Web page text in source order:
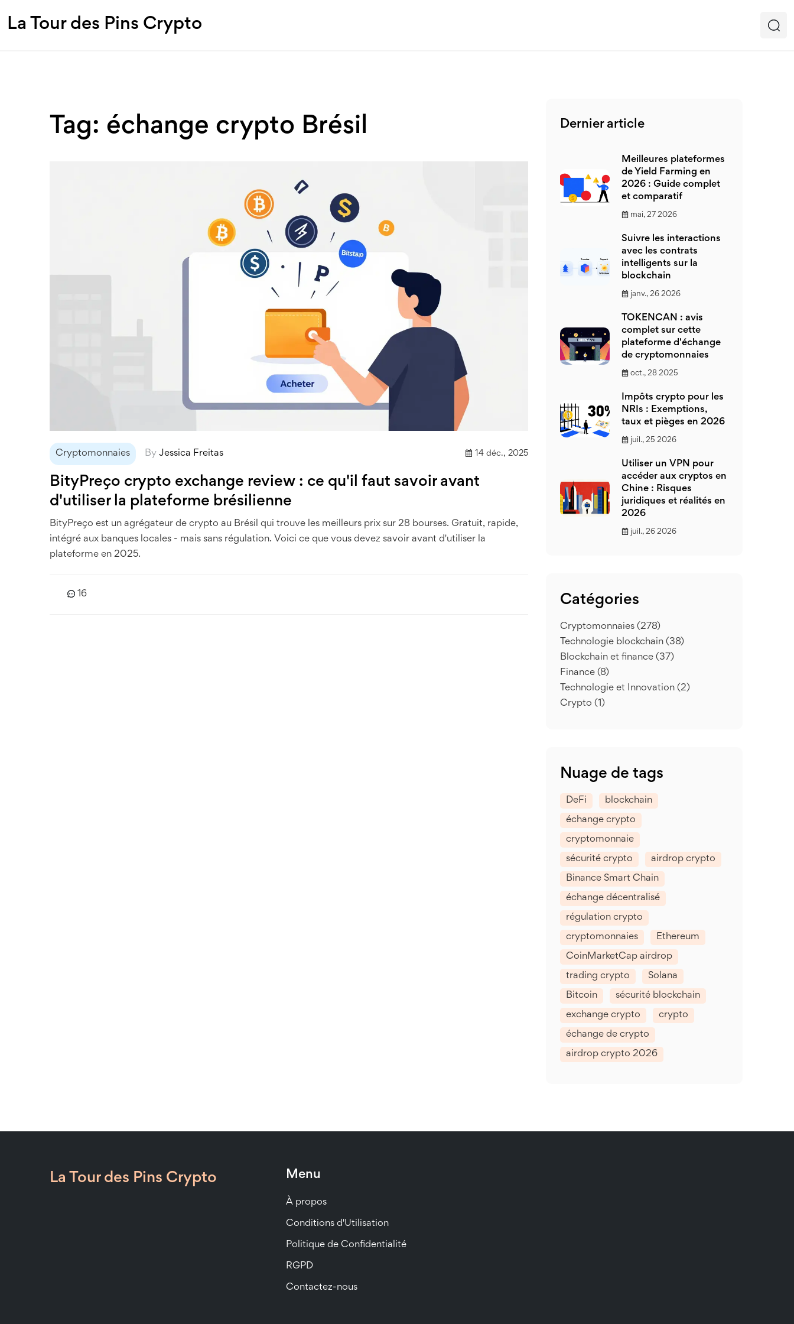
La Tour des Pins Crypto
Tag: échange crypto Brésil
Cryptomonnaies By Jessica Freitas 14 déc., 2025
BityPreço crypto exchange review : ce qu'il faut savoir avant
d'utiliser la plateforme brésilienne
BityPreço est un agrégateur de crypto au Brésil qui trouve les meilleurs prix sur 28 bourses. Gratuit, rapide,
intégré aux banques locales - mais sans régulation. Voici ce que vous devez savoir avant d'utiliser la
plateforme en 2025.
16
Dernier article
Meilleures plateformes
de Yield Farming en
2026 : Guide complet
et comparatif
mai, 27 2026
Suivre les interactions
avec les contrats
intelligents sur la
blockchain
janv., 26 2026
TOKENCAN : avis
complet sur cette
plateforme d'échange
de cryptomonnaies
oct., 28 2025
Impôts crypto pour les
NRIs : Exemptions,
taux et pièges en 2026
juil., 25 2026
Utiliser un VPN pour
accéder aux cryptos en
Chine : Risques
juridiques et réalités en
2026
juil., 26 2026
Catégories
Cryptomonnaies (278)
Technologie blockchain (38)
Blockchain et finance (37)
Finance (8)
Technologie et Innovation (2)
Crypto (1)
Nuage de tags
DeFi blockchain
échange crypto
cryptomonnaie
sécurité crypto airdrop crypto
Binance Smart Chain
échange décentralisé
régulation crypto
cryptomonnaies Ethereum
CoinMarketCap airdrop
trading crypto Solana
Bitcoin sécurité blockchain
exchange crypto crypto
échange de crypto
airdrop crypto 2026
La Tour des Pins Crypto Menu
À propos
Conditions d'Utilisation
Politique de Confidentialité
RGPD
Contactez-nous